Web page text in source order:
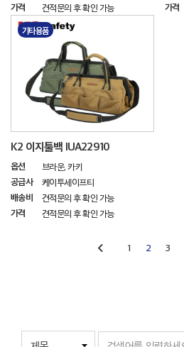
가격 견적문의 후 확인 가능 가격
기타용품
K2 이지툴백 IUA22910
옵션 브라운, 카키
공급사 케이투세이프티
배송비 견적문의 후 확인 가능
가격 견적문의 후 확인 가능
1 2 3